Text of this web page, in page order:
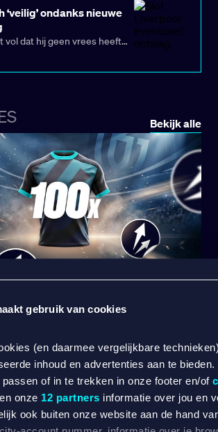
gebruik van cookies
(en daarmee vergelijkbare
inhoud en advertenties aan te
of in te trekken in onze footer en/of
onze 12 partners informatie over jou en
ook buiten onze website aan de hand
overstap maakte naar de
€125 miljoen.
‘veilig’ ondanks nieuwe
vol dat hij geen vrees heeft
tegen PSV Eindhoven op
Champions League-
tot stevige kritiek, terwijl
Slot en zijn spelers
laatste fluitsignaal.
Bekijk alle
BIJ JE EERSTE STORTING